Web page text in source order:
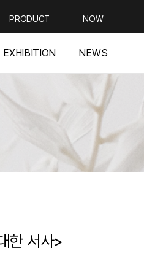
PRODUCT NOW
EXHIBITION NEWS
한 서사>